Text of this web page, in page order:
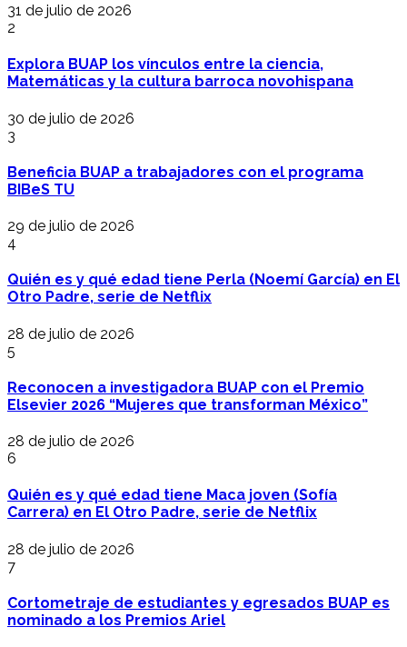
31 de julio de 2026
2
Explora BUAP los vínculos entre la ciencia,
Matemáticas y la cultura barroca novohispana
30 de julio de 2026
3
Beneficia BUAP a trabajadores con el programa
BIBeS TU
29 de julio de 2026
4
Quién es y qué edad tiene Perla (Noemí García) en El
Otro Padre, serie de Netflix
28 de julio de 2026
5
Reconocen a investigadora BUAP con el Premio
Elsevier 2026 “Mujeres que transforman México”
28 de julio de 2026
6
Quién es y qué edad tiene Maca joven (Sofía
Carrera) en El Otro Padre, serie de Netflix
28 de julio de 2026
7
Cortometraje de estudiantes y egresados BUAP es
nominado a los Premios Ariel